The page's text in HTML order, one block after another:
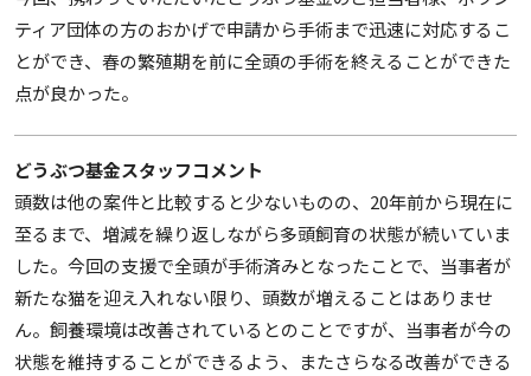
ティア団体の方のおかげで申請から手術まで迅速に対応するこ
とができ、春の繁殖期を前に全頭の手術を終えることができた
点が良かった。
どうぶつ基金スタッフコメント
頭数は他の案件と比較すると少ないものの、20年前から現在に
至るまで、増減を繰り返しながら多頭飼育の状態が続いていま
した。今回の支援で全頭が手術済みとなったことで、当事者が
新たな猫を迎え入れない限り、頭数が増えることはありませ
ん。飼養環境は改善されているとのことですが、当事者が今の
状態を維持することができるよう、またさらなる改善ができる